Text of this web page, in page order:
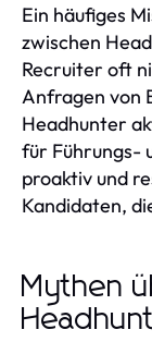
Ein häufiges
zwischen
Recruiter oft
Anfragen von
Headhunter
für Führungs-
proaktiv und
Kandidaten,
Mythen